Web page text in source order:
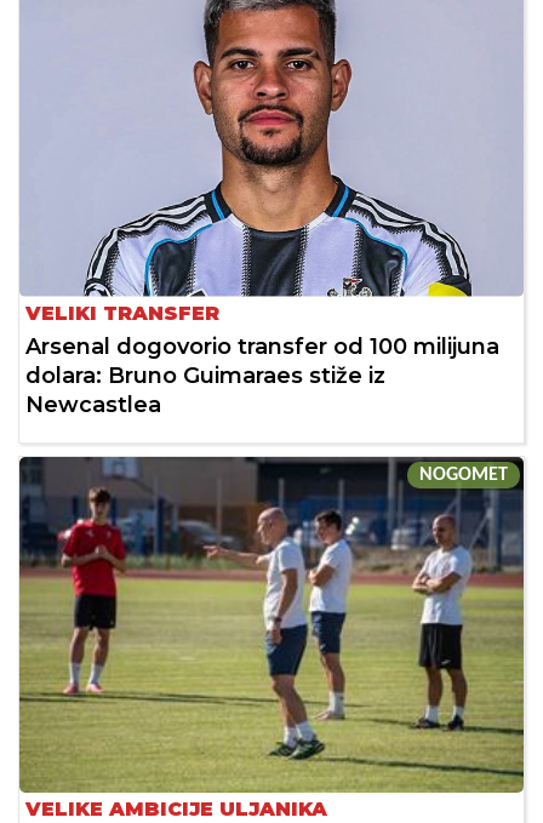
VELIKI TRANSFER
Arsenal dogovorio transfer od 100 milijuna
dolara: Bruno Guimaraes stiže iz
Newcastlea
NOGOMET
VELIKE AMBICIJE ULJANIKA